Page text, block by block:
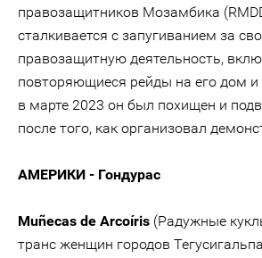
правозащитников Мозамбика
сталкивается с запугиванием за
правозащитную деятельность,
повторяющиеся рейды на его дом
в марте 2023 он был похищен и
после того, как организовал
АМЕРИКИ - Гондурас
Muñecas de Arcoíris (Радужные
транс женщин городов